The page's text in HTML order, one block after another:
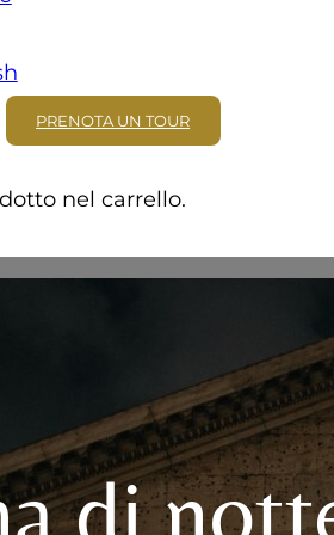
PRENOTA UN TOUR
nel carrello.
di